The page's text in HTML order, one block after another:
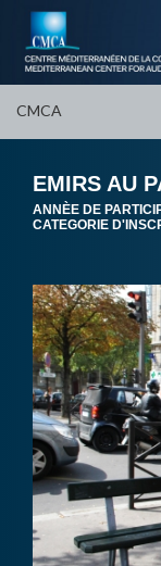
CMCA
EMIRS AU
ANNÈE DE
CATEGORIE